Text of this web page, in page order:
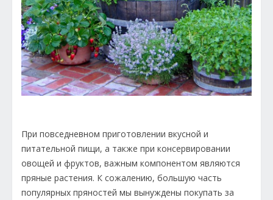
При повседневном приготовлении вкусной и
питательной пищи, а также при консервировании
овощей и фруктов, важным компонентом являются
пряные растения. К сожалению, большую часть
популярных пряностей мы вынуждены покупать за